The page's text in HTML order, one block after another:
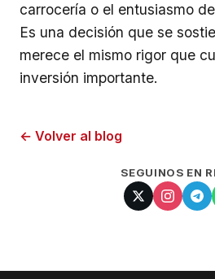
carrocería o el entusiasmo
Es una decisión que se
merece el mismo rigor que
inversión importante.
← Volver al blog
SEGUINOS EN